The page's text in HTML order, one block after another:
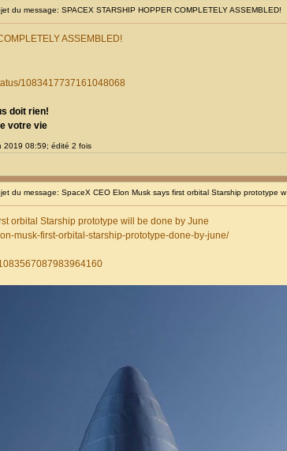
du message: SPACEX STARSHIP HOPPER COMPLETELY ASSEMBLED!
ASSEMBLED!
1083417737161048068
doit rien!
votre vie
2019 08:59; édité 2 fois
du message: SpaceX CEO Elon Musk says first orbital Starship prototype w
orbital Starship prototype will be done by June
musk-first-orbital-starship-prototype-done-by-june/